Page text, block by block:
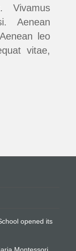
Vivamus
Aenean
leo
vitae,
opened its